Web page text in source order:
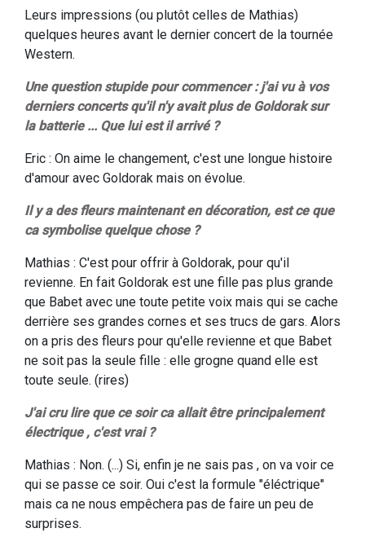
Leurs impressions (ou plutôt celles de Mathias)
quelques heures avant le dernier concert de la tournée
Western.
Une question stupide pour commencer : j'ai vu à vos
derniers concerts qu'il n'y avait plus de Goldorak sur
la batterie ... Que lui est il arrivé ?
Eric : On aime le changement, c'est une longue histoire
d'amour avec Goldorak mais on évolue.
Il y a des fleurs maintenant en décoration, est ce que
ca symbolise quelque chose ?
Mathias : C'est pour offrir à Goldorak, pour qu'il
revienne. En fait Goldorak est une fille pas plus grande
que Babet avec une toute petite voix mais qui se cache
derrière ses grandes cornes et ses trucs de gars. Alors
on a pris des fleurs pour qu'elle revienne et que Babet
ne soit pas la seule fille : elle grogne quand elle est
toute seule. (rires)
J'ai cru lire que ce soir ca allait être principalement
électrique , c'est vrai ?
Mathias : Non. (...) Si, enfin je ne sais pas , on va voir ce
qui se passe ce soir. Oui c'est la formule "éléctrique"
mais ca ne nous empêchera pas de faire un peu de
surprises.